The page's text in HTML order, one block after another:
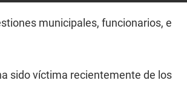
municipales, funcionarios, e
sido víctima recientemente de los